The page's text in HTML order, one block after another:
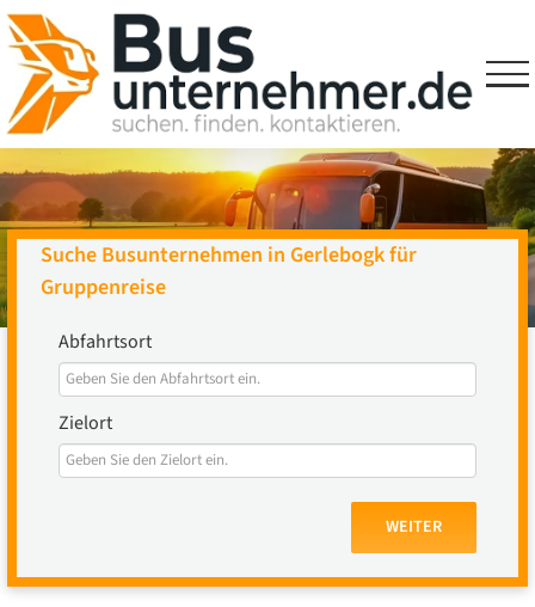
Skip
to
content
Suche Busunternehmen in Gerlebogk für
Gruppenreise
Abfahrtsort
Zielort
WEITER